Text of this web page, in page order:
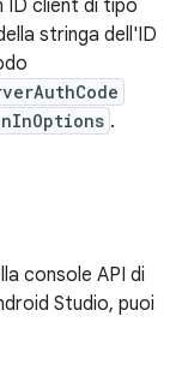
ID client di tipo
stringa dell'ID
.
console API di
Studio, puoi